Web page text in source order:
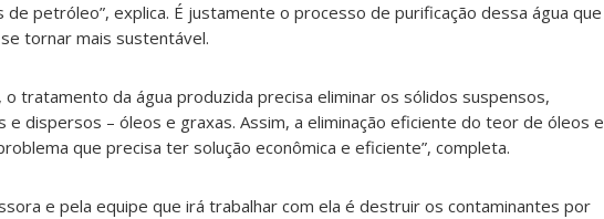
petróleo”, explica. É justamente o processo de purificação dessa água que
tornar mais sustentável.
o tratamento da água produzida precisa eliminar os sólidos suspensos,
dispersos – óleos e graxas. Assim, a eliminação eficiente do teor de óleos e
que precisa ter solução econômica e eficiente”, completa.
e pela equipe que irá trabalhar com ela é destruir os contaminantes por